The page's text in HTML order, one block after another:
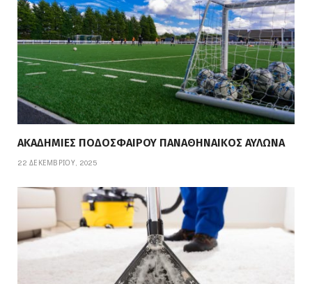
ΑΚΑΔΗΜΙΕΣ ΠΟΔΟΣΦΑΙΡΟΥ ΠΑΝΑΘΗΝΑΙΚΟΣ ΑΥΛΩΝΑ
22 ΔΕΚΕΜΒΡΊΟΥ, 2025